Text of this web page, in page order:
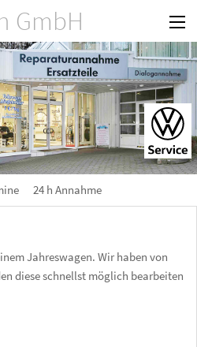
GmbH
24 h Annahme
Jahreswagen. Wir haben von
diese schnellst möglich bearbeiten